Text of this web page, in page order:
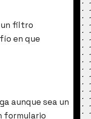
un filtro
en que
aunque sea un
formulario